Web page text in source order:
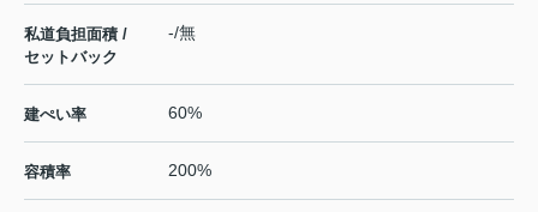
私道負担面積 /
セットバック
-/無
建ぺい率 60%
容積率 200%